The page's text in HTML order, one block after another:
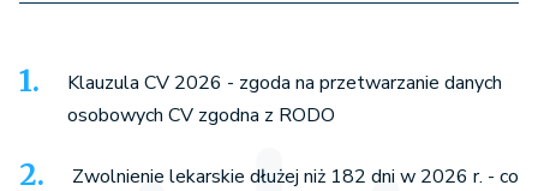
Klauzula CV 2026 - zgoda na przetwarzanie danych
osobowych CV zgodna z RODO
Zwolnienie lekarskie dłużej niż 182 dni w 2026 r. - co